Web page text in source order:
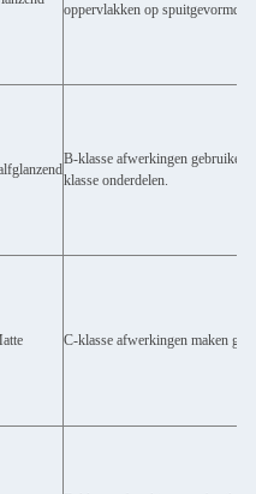
oppervlakken op spuitgevormde
B-klasse afwerkingen gebruiken
klasse onderdelen.
C-klasse afwerkingen maken